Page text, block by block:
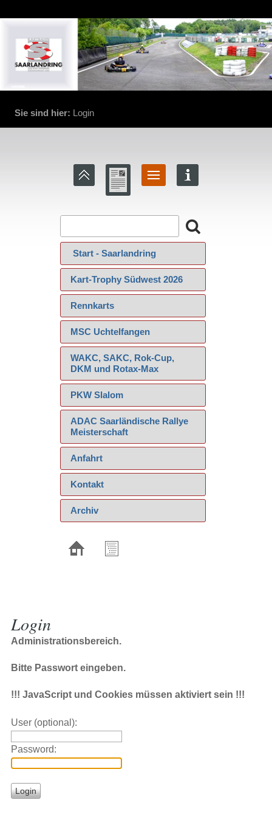
Sie sind hier: Login
‍ Start - Saarlandring
Kart-Trophy Südwest 2026
Rennkarts
MSC Uchtelfangen
WAKC, SAKC, Rok-Cup,
DKM und Rotax-Max
PKW Slalom
ADAC Saarländische Rallye
Meisterschaft
Anfahrt
Kontakt
Archiv
Login
Administrationsbereich.
Bitte Passwort eingeben.
!!! JavaScript und Cookies müssen aktiviert sein !!!
User (optional):
Password: